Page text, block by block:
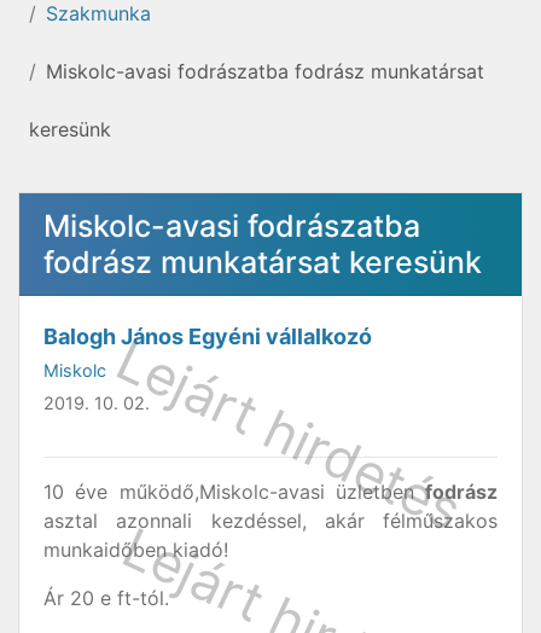
Szakmunka
Miskolc-avasi fodrászatba fodrász munkatársat
keresünk
Miskolc-avasi fodrászatba
fodrász munkatársat keresünk
Balogh János Egyéni vállalkozó
Miskolc
2019. 10. 02.
10 éve működő,Miskolc-avasi üzletbenfodrász
asztal azonnali kezdéssel, akár félműszakos
munkaidőben kiadó!
Ár 20 e ft-tól.